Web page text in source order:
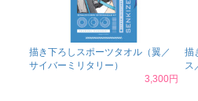
描き下ろしスポーツタオル（翼／
サイバーミリタリー）
3,300円
描
ス